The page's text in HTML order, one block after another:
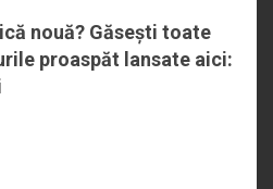
nouă? Găsești toate
proaspăt lansate aici: